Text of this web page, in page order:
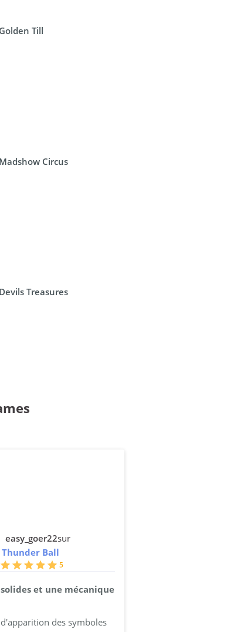
Golden Till
Madshow Circus
Devils Treasures
easy_goer22sur
Thunder Ball
5
et une mécanique
des symboles